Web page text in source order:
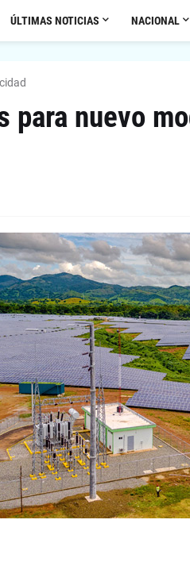
ÚLTIMAS NOTICIAS NACIONAL
para nuevo